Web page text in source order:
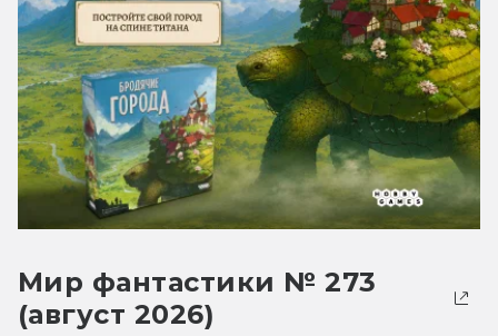
Мир фантастики № 273
(август 2026)